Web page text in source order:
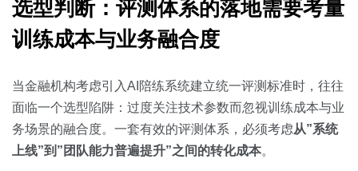
选型判断：评测体系的落地需要考量
训练成本与业务融合度
当金融机构考虑引入AI陪练系统建立统一评测标准时，往往
面临一个选型陷阱：过度关注技术参数而忽视训练成本与业
务场景的融合度。一套有效的评测体系，必须考虑从”系统
上线”到”团队能力普遍提升”之间的转化成本。